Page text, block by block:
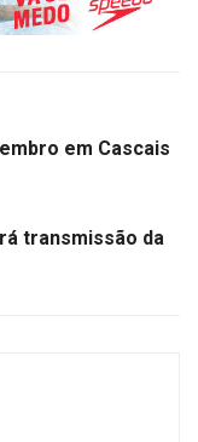
em Cascais
transmissão da